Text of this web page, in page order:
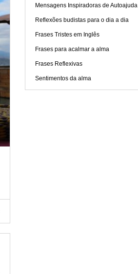
Mensagens Inspiradoras de Autoajuda
Reflexões budistas para o dia a dia
Frases Tristes em Inglês
Frases para acalmar a alma
Frases Reflexivas
Sentimentos da alma